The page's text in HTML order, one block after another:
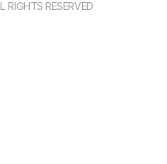
RESERVED